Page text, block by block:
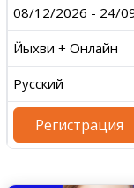
08/12/2026 - 24/
Йыхви + Онлайн
Русский
Регистрация